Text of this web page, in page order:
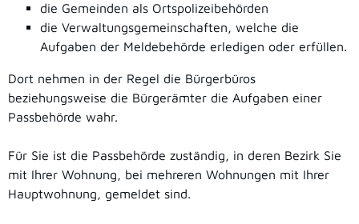
die Gemeinden als Ortspolizeibehörden
die Verwaltungsgemeinschaften, welche die
Aufgaben der Meldebehörde erledigen oder erfüllen.
Dort nehmen in der Regel die Bürgerbüros
beziehungsweise die Bürgerämter die Aufgaben einer
Passbehörde wahr.
Für Sie ist die Passbehörde zuständig, in deren Bezirk Sie
mit Ihrer Wohnung, bei mehreren Wohnungen mit Ihrer
Hauptwohnung, gemeldet sind.